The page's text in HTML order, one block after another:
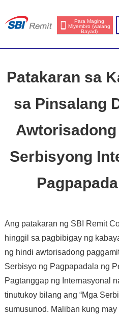
Para Maging
Miyembro (walang
Bayad)
Patakaran sa
sa Pinsalang
Serbisyong
Ang patakaran ng SBI Remit
hinggil sa pagbibigay ng
ng hindi awtorisadong
Serbisyo ng Pagpapadala ng
Pagtanggap ng Internasyonal
tinutukoy bilang ang “Mga
sumusunod. Maliban kung